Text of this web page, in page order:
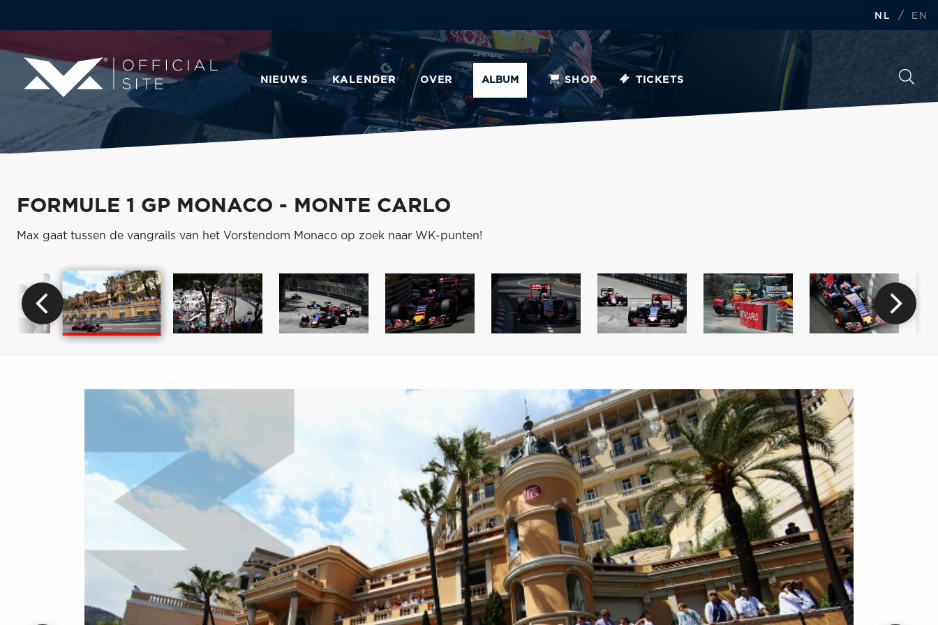
NL / EN
NIEUWS KALENDER OVER ALBUM SHOP TICKETS
FORMULE 1 GP MONACO - MONTE CARLO
Max gaat tussen de vangrails van het Vorstendom Monaco op zoek naar WK-punten!